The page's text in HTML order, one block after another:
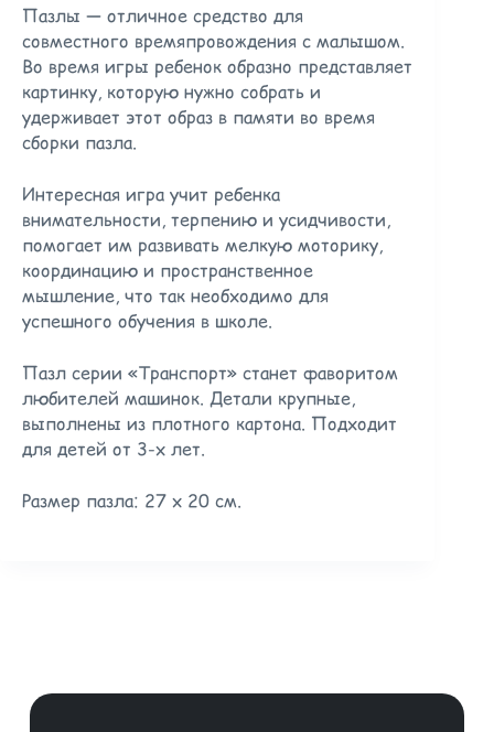
Пазлы — отличное средство для
совместного времяпровождения с малышом.
Во время игры ребенок образно представляет
картинку, которую нужно собрать и
удерживает этот образ в памяти во время
сборки пазла.
Интересная игра учит ребенка
внимательности, терпению и усидчивости,
помогает им развивать мелкую моторику,
координацию и пространственное
мышление, что так необходимо для
успешного обучения в школе.
Пазл серии «Транспорт» станет фаворитом
любителей машинок. Детали крупные,
выполнены из плотного картона. Подходит
для детей от 3-х лет.
Размер пазла: 27 х 20 см.